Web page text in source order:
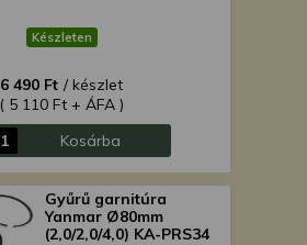
Készleten
6 490 Ft / készlet
( 5 110 Ft + ÁFA )
Kosárba
Gyűrű garnitúra
Yanmar Ø80mm
(2,0/2,0/4,0) KA-PRS34